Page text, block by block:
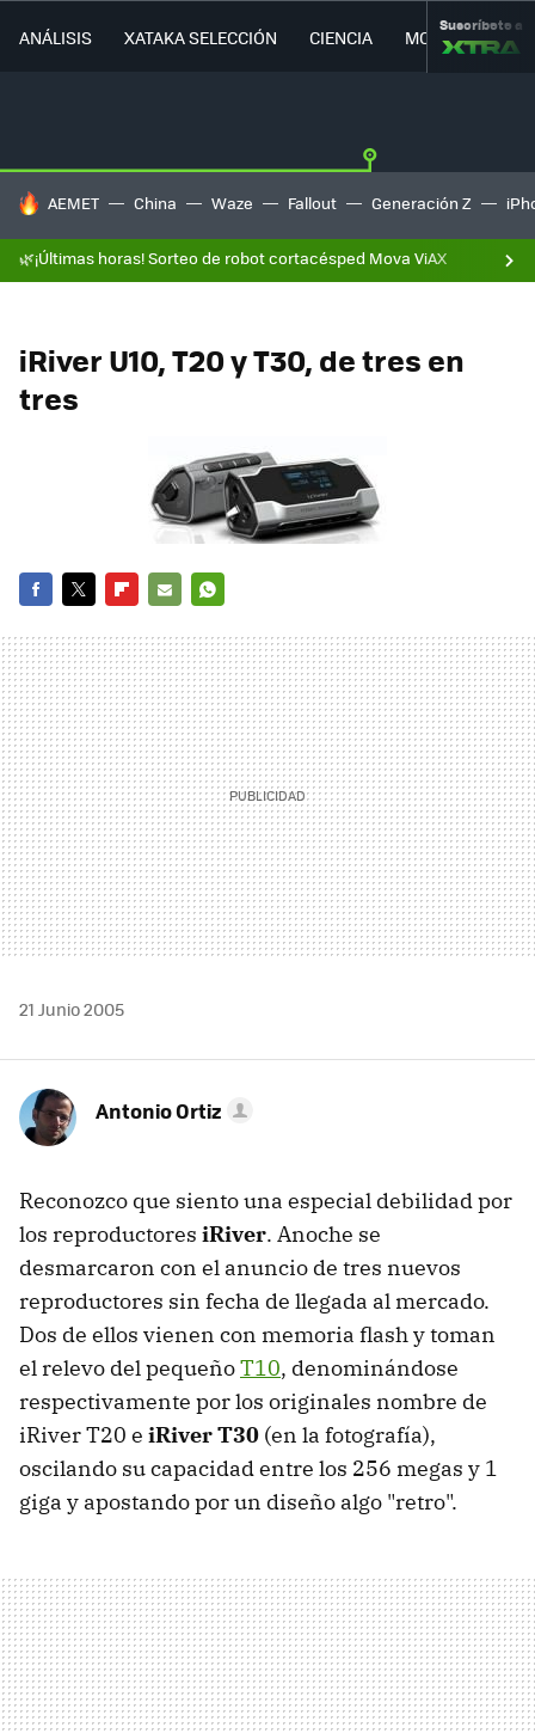
ANÁLISIS XATAKA SELECCIÓN CIENCIA MOVILIDAD
Suscríbete a
HOY SE HABLA DE
AEMET China Waze Fallout Generación Z
🌿¡Últimas horas! Sorteo de robot cortacésped Mova ViAX
iRiver U10, T20 y T30, de tres en
tres
MAIL
21 Junio 2005
Antonio Ortiz
Reconozco que siento una especial debilidad por
los reproductores iRiver. Anoche se
desmarcaron con el anuncio de tres nuevos
reproductores sin fecha de llegada al mercado.
Dos de ellos vienen con memoria flash y toman
el relevo del pequeñoT10, denominándose
respectivamente por los originales nombre de
iRiver T20 e iRiver T30 (en la fotografía),
oscilando su capacidad entre los 256 megas y 1
giga y apostando por un diseño algo "retro".